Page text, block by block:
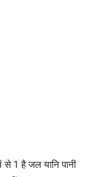
1 है जल यानि पानी